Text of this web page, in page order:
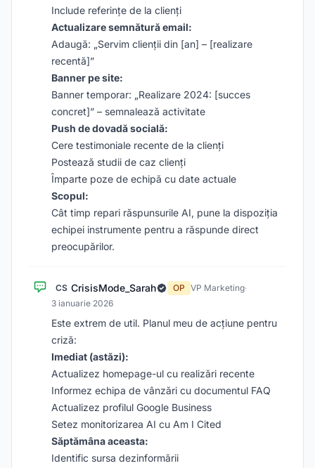
Include referințe de la clienți
Actualizare semnătură email:
Adaugă: „Servim clienții din [an] – [realizare
recentă]”
Banner pe site:
Banner temporar: „Realizare 2024: [succes
concret]” – semnalează activitate
Push de dovadă socială:
Cere testimoniale recente de la clienți
Postează studii de caz clienți
Împarte poze de echipă cu date actuale
Scopul:
Cât timp repari răspunsurile AI, pune la dispoziția
echipei instrumente pentru a răspunde direct
preocupărilor.
CS CrisisMode_Sarah OP VP Marketing·
3 ianuarie 2026
Este extrem de util. Planul meu de acțiune pentru
criză:
Imediat (astăzi):
Actualizez homepage-ul cu realizări recente
Informez echipa de vânzări cu documentul FAQ
Actualizez profilul Google Business
Setez monitorizarea AI cu Am I Cited
Săptămâna aceasta:
Identific sursa dezinformării